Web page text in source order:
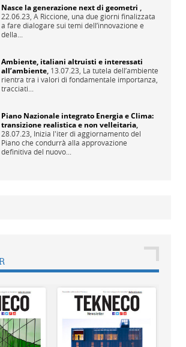
Nasce la generazione next di geometri ,
22.06.23, A Riccione, una due giorni finalizzata
a fare dialogare sui temi dell’innovazione e
della...
Ambiente, italiani altruisti e interessati
all’ambiente, 13.07.23, La tutela dell’ambiente
rientra tra i valori di fondamentale importanza,
tracciati...
Piano Nazionale integrato Energia e Clima:
transizione realistica e non velleitaria,
28.07.23, Inizia l'iter di aggiornamento del
Piano che condurrà alla approvazione
definitiva del nuovo...